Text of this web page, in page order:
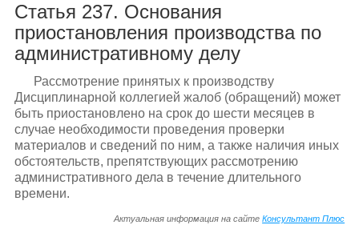
Статья 237. Основания
приостановления производства по
административному делу
Рассмотрение принятых к производству
Дисциплинарной коллегией жалоб (обращений) может
быть приостановлено на срок до шести месяцев в
случае необходимости проведения проверки
материалов и сведений по ним, а также наличия иных
обстоятельств, препятствующих рассмотрению
административного дела в течение длительного
времени.
Актуальная информация на сайтеКонсультант Плюс